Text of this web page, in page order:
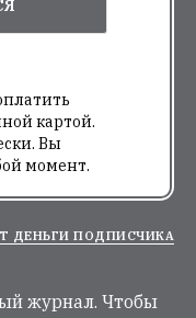
картой.
Вы
момент.
ДЕНЬГИ ПОДПИСЧИКА
журнал. Чтобы